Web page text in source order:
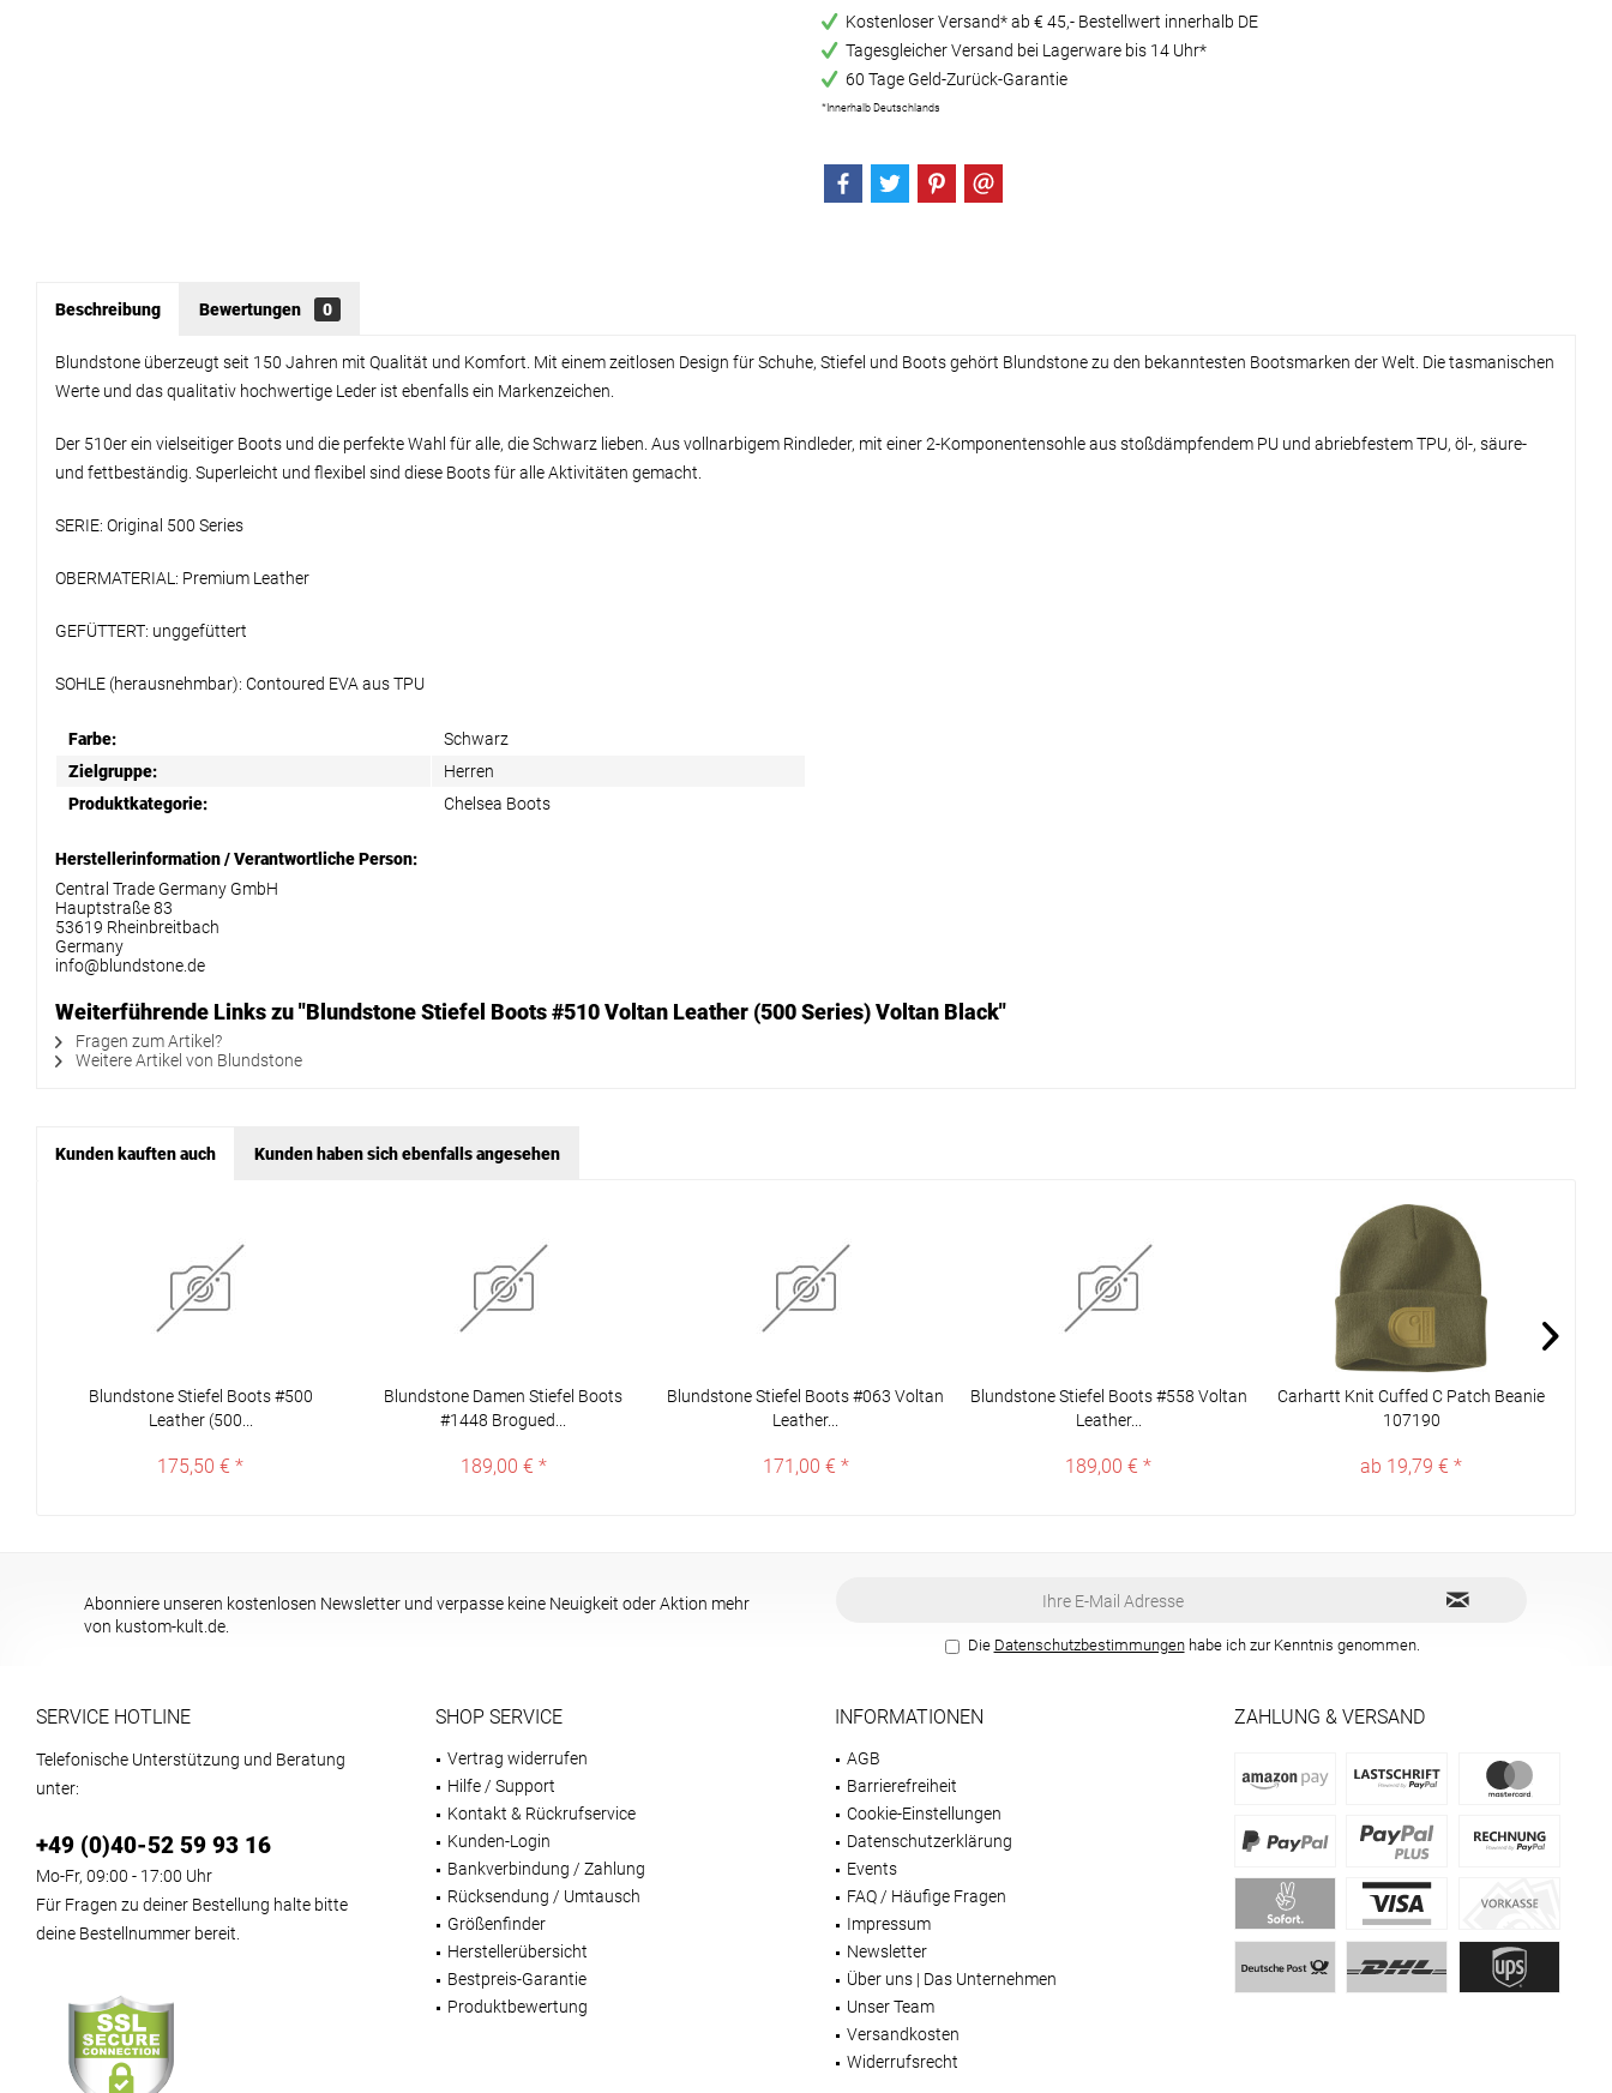
Kostenloser Versand* ab € 45,- Bestellwert innerhalb DE
Tagesgleicher Versand bei Lagerware bis 14 Uhr*
60 Tage Geld-Zurück-Garantie
*Innerhalb Deutschlands
Beschreibung Bewertungen 0
Blundstone überzeugt seit 150 Jahren mit Qualität und Komfort. Mit einem zeitlosen Design für Schuhe, Stiefel und Boots gehört Blundstone zu den bekanntesten Bootsmarken der Welt. Die tasmanischen
Werte und das qualitativ hochwertige Leder ist ebenfalls ein Markenzeichen.
Der 510er ein vielseitiger Boots und die perfekte Wahl für alle, die Schwarz lieben. Aus vollnarbigem Rindleder, mit einer 2-Komponentensohle aus stoßdämpfendem PU und abriebfestem TPU, öl-, säure-
und fettbeständig. Superleicht und flexibel sind diese Boots für alle Aktivitäten gemacht.
SERIE: Original 500 Series
OBERMATERIAL: Premium Leather
GEFÜTTERT: unggefüttert
SOHLE (herausnehmbar): Contoured EVA aus TPU
Farbe:
Schwarz
Zielgruppe:
Herren
Produktkategorie:
Chelsea Boots
Herstellerinformation / Verantwortliche Person:
Central Trade Germany GmbH
Hauptstraße 83
53619 Rheinbreitbach
Germany
info@blundstone.de
Weiterführende Links zu "Blundstone Stiefel Boots #510 Voltan Leather (500 Series) Voltan Black"
Fragen zum Artikel?
Weitere Artikel von Blundstone
Kunden kauften auch Kunden haben sich ebenfalls angesehen
Blundstone Stiefel Boots #500
Leather (500...
175,50 € *
Blundstone Damen Stiefel Boots
#1448 Brogued...
189,00 € *
Blundstone Stiefel Boots #063 Voltan
Leather...
171,00 € *
Blundstone Stiefel Boots #558 Voltan
Leather...
189,00 € *
Carhartt Knit Cuffed C Patch Beanie
107190
ab 19,79 € *
Abonniere unseren kostenlosen Newsletter und verpasse keine Neuigkeit oder Aktion mehr
von kustom-kult.de.
Die Datenschutzbestimmungenhabe ich zur Kenntnis genommen.
SERVICE HOTLINE
Telefonische Unterstützung und Beratung
unter:
+49 (0)40-52 59 93 16
Mo-Fr, 09:00 - 17:00 Uhr
Für Fragen zu deiner Bestellung halte bitte
deine Bestellnummer bereit.
SHOP SERVICE
Vertrag widerrufen
Hilfe / Support
Kontakt & Rückrufservice
Kunden-Login
Bankverbindung / Zahlung
Rücksendung / Umtausch
Größenfinder
Herstellerübersicht
Bestpreis-Garantie
Produktbewertung
INFORMATIONEN
AGB
Barrierefreiheit
Cookie-Einstellungen
Datenschutzerklärung
Events
FAQ / Häufige Fragen
Impressum
Newsletter
Über uns | Das Unternehmen
Unser Team
Versandkosten
Widerrufsrecht
ZAHLUNG & VERSAND